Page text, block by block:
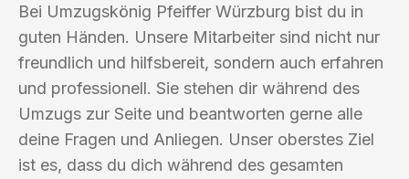
Bei Umzugskönig Pfeiffer Würzburg bist du in
guten Händen. Unsere Mitarbeiter sind nicht nur
freundlich und hilfsbereit, sondern auch erfahren
und professionell. Sie stehen dir während des
Umzugs zur Seite und beantworten gerne alle
deine Fragen und Anliegen. Unser oberstes Ziel
ist es, dass du dich während des gesamten